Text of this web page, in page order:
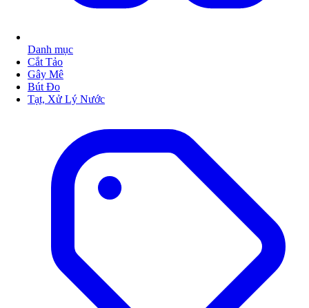
Danh mục
Cắt Tảo
Gây Mê
Bút Đo
Tạt, Xử Lý Nước